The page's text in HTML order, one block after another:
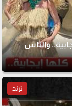
نفسح اللوك" كلها إيجابية.. والناس
ترند